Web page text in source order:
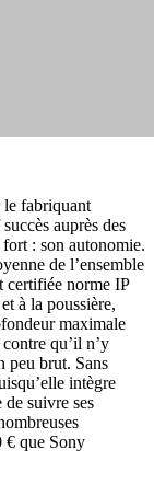
le fabriquant
auprès des
: son autonomie.
de l’ensemble
certifiée norme IP
à la poussière,
maximale
qu’il n’y
peu brut. Sans
intègre
suivre ses
€ que Sony